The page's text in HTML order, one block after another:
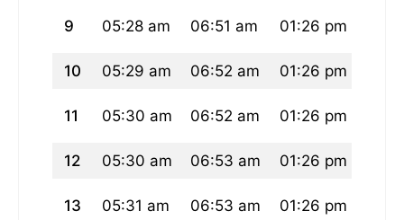
9 05:28 am 06:51 am 01:26 pm
10 05:29 am 06:52 am 01:26 pm
11 05:30 am 06:52 am 01:26 pm
12 05:30 am 06:53 am 01:26 pm
13 05:31 am 06:53 am 01:26 pm